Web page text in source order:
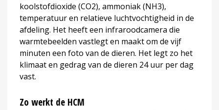
koolstofdioxide (CO2), ammoniak (NH3),
temperatuur en relatieve luchtvochtigheid in de
afdeling. Het heeft een infraroodcamera die
warmtebeelden vastlegt en maakt om de vijf
minuten een foto van de dieren. Het legt zo het
klimaat en gedrag van de dieren 24 uur per dag
vast.
Zo werkt de HCM